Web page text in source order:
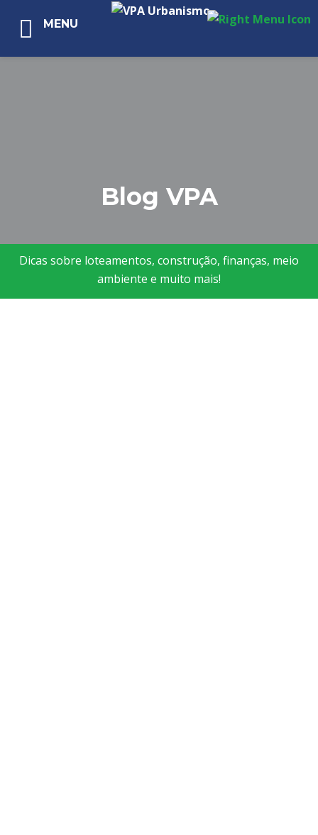
Blog VPA
Dicas sobre loteamentos, construção, finanças, meio
ambiente e muito mais!
MENU